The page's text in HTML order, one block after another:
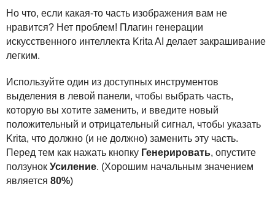
Но что, если какая-то часть изображения вам не
нравится? Нет проблем! Плагин генерации
искусственного интеллекта Krita AI делает закрашивание
легким.
Используйте один из доступных инструментов
выделения в левой панели, чтобы выбрать часть,
которую вы хотите заменить, и введите новый
положительный и отрицательный сигнал, чтобы указать
Krita, что должно (и не должно) заменить эту часть.
Перед тем как нажать кнопку Генерировать, опустите
ползунок Усиление. (Хорошим начальным значением
является 80%)